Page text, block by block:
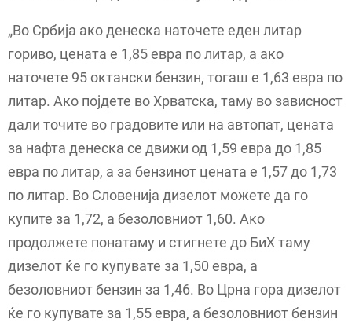
„Во Србија ако денеска наточете еден литар
гориво, цената е 1,85 евра по литар, а ако
наточете 95 октански бензин, тогаш е 1,63 евра по
литар. Ако појдете во Хрватска, таму во зависност
дали точите во градовите или на автопат, цената
за нафта денеска се движи од 1,59 евра до 1,85
евра по литар, а за бензинот цената е 1,57 до 1,73
по литар. Во Словенија дизелот можете да го
купите за 1,72, а безоловниот 1,60. Ако
продолжете понатаму и стигнете до БиХ таму
дизелот ќе го купувате за 1,50 евра, а
безоловниот бензин за 1,46. Во Црна гора дизелот
ќе го купувате за 1,55 евра, а безоловниот бензин